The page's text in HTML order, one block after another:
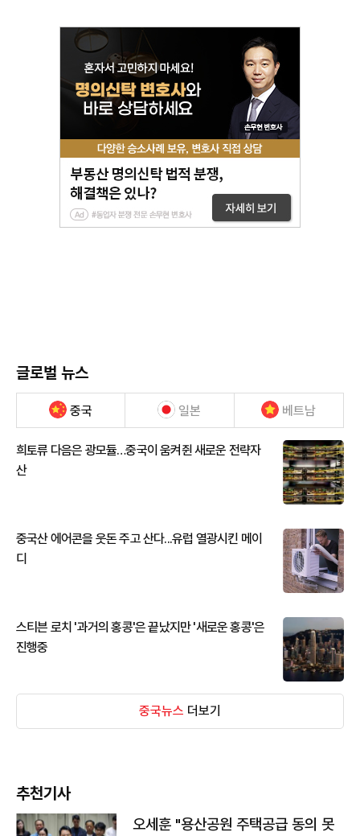
글로벌 뉴스
중국 일본 베트남
희토류 다음은 광모듈…중국이 움켜쥔 새로운 전략자
산
중국산 에어콘을 웃돈 주고 산다...유럽 열광시킨 메이
디
스티븐 로치 '과거의 홍콩'은 끝났지만 '새로운 홍콩'은
진행중
중국뉴스 더보기
추천기사
오세훈 "용산공원 주택공급 동의 못